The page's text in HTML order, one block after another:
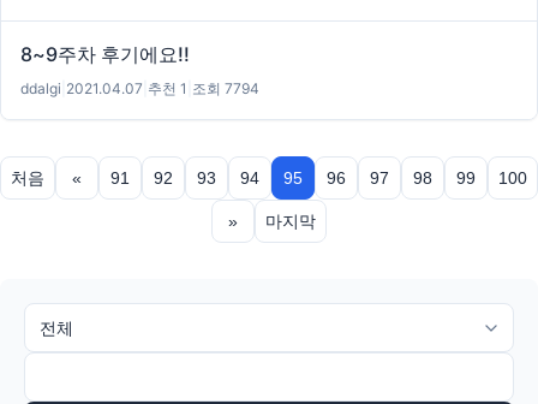
8~9주차 후기에요!!
ddalgi 2021.04.07 추천 1 조회 7794
처음 « 91 92 93 94 95 96 97 98 99 100
» 마지막